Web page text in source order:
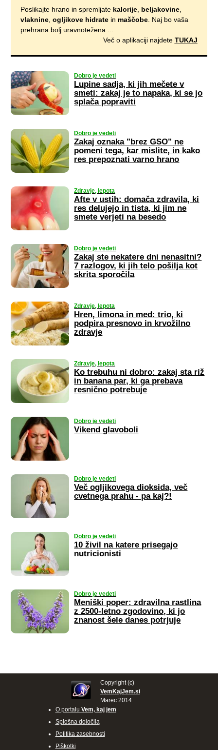
Poslikajte hrano in spremljate kalorije beljakovine
vlaknine ,ogljikove hidrate in maščobe . Naj bo vaša
prehrana bolj uravnotežena ...
Več o aplikaciji najdete TUKAJ
Dobro je vedeti
Lupine sadja, ki jih mečete v
smeti: zakaj je to napaka, ki se jo
splača popraviti
Dobro je vedeti
Zakaj oznaka "brez GSO" ne
pomeni tega, kar mislite, in kako
res prepoznati varno hrano
Zdravje, lepota
Afte v ustih: domača zdravila, ki
res delujejo in tista, ki jim ne
smete verjeti na besedo
Dobro je vedeti
Zakaj ste nekatere dni nenasitni?
7 razlogov, ki jih telo pošilja kot
skrita sporočila
Zdravje, lepota
Hren, limona in med: trio, ki
podpira presnovo in krvožilno
zdravje
Zdravje, lepota
Ko trebuhu ni dobro: zakaj sta riž
in banana par, ki ga prebava
resnično potrebuje
Dobro je vedeti
Vikend glavoboli
Dobro je vedeti
Več ogljikovega dioksida, več
cvetnega prahu - pa kaj?!
Dobro je vedeti
10 živil na katere prisegajo
nutricionisti
Dobro je vedeti
Meniški poper: zdravilna rastlina
z 2500-letno zgodovino, ki jo
znanost šele danes potrjuje
Copyright (c)
VemKajJem.si
Marec 2014
O portalu Vem, kaj jem
Splošna določila
Politika zasebnosti
Piškotki